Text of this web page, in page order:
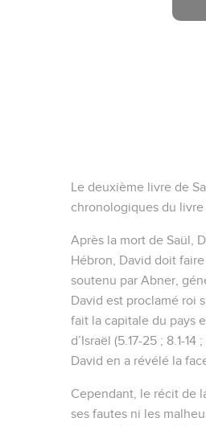
Le deuxième livre de
chronologiques du livre
Après la mort de Saül,
Hébron, David doit
soutenu par Abner,
David est proclamé roi
fait la capitale du pays
d’Israël (5.17-25 ; 8.1-
David en a révélé la
Cependant, le récit de
ses fautes ni les